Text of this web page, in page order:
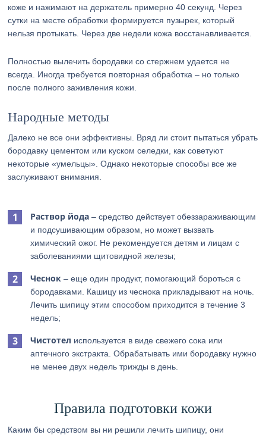
коже и нажимают на держатель примерно 40 секунд. Через
сутки на месте обработки формируется пузырек, который
нельзя протыкать. Через две недели кожа восстанавливается.
Полностью вылечить бородавки со стержнем удается не
всегда. Иногда требуется повторная обработка – но только
после полного заживления кожи.
Народные методы
Далеко не все они эффективны. Вряд ли стоит пытаться убрать
бородавку цементом или куском селедки, как советуют
некоторые «умельцы». Однако некоторые способы все же
заслуживают внимания.
Раствор йода – средство действует обеззараживающим
и подсушивающим образом, но может вызвать
химический ожог. Не рекомендуется детям и лицам с
заболеваниями щитовидной железы;
Чеснок– еще один продукт, помогающий бороться с
бородавками. Кашицу из чеснока прикладывают на ночь.
Лечить шипицу этим способом приходится в течение 3
недель;
Чистотел используется в виде свежего сока или
аптечного экстракта. Обрабатывать ими бородавку нужно
не менее двух недель трижды в день.
Правила подготовки кожи
Каким бы средством вы ни решили лечить шипицу, они